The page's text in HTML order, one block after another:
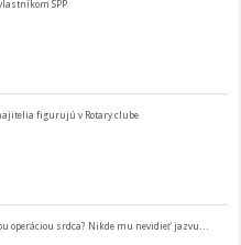
SPP
figurujú v Rotary clube
operáciou srdca? Nikde mu nevidieť jazvu…